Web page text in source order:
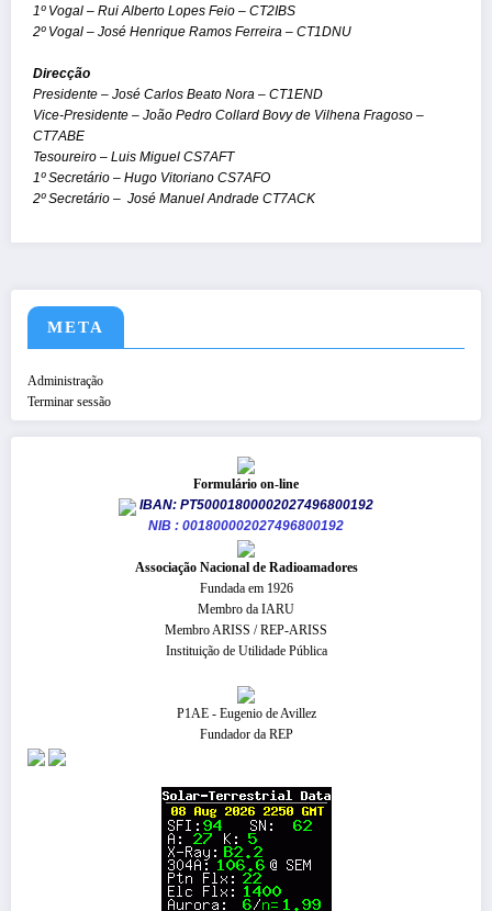
1º Vogal – Rui Alberto Lopes Feio – CT2IBS
2º Vogal – José Henrique Ramos Ferreira – CT1DNU
Direcção
Presidente – José Carlos Beato Nora – CT1END
Vice-Presidente – João Pedro Collard Bovy de Vilhena Fragoso –
CT7ABE
Tesoureiro – Luis Miguel CS7AFT
1º Secretário – Hugo Vitoriano CS7AFO
2º Secretário – José Manuel Andrade CT7ACK
META
Administração
Terminar sessão
Formulário on-line
IBAN: PT50001800002027496800192
NIB : 001800002027496800192
​Associação Nacional de Radioamadores
Fundada em 1926
Membro da IARU
Membro ARISS / REP-ARISS
Instituição de Utilidade Pública
P1AE - Eugenio de Avillez
Fundador da REP